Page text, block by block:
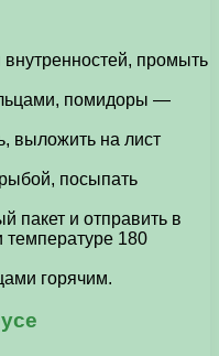
промыть
помидоры —
выложить на лист
посыпать
пакет и отправить в
температуре 180
горячим.